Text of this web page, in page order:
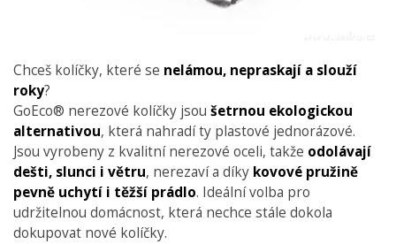
Chceš kolíčky, které se nelámou, nepraskají a slouží
roky?
GoEco® nerezové kolíčky jsou šetrnou ekologickou
alternativou, která nahradí ty plastové jednorázové.
Jsou vyrobeny z kvalitní nerezové oceli, takže odolávají
dešti, slunci i větru, nerezaví a díky kovové pružině
pevně uchytí i těžší prádlo. Ideální volba pro
udržitelnou domácnost, která nechce stále dokola
dokupovat nové kolíčky.